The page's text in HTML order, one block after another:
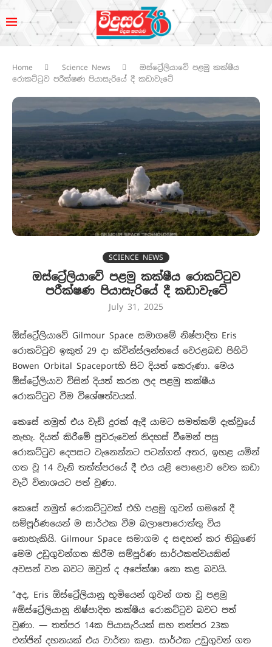
Home Science News
ඔස්ට්‍රේලියාවේ පළමු කක්ෂීය
රොකට්ටුව පරීක්ෂණ පියාසැරියේ දී කඩාවැටේ
SCIENCE NEWS
ඔස්ට්‍රේලියාවේ පළමු කක්ෂීය රොකට්ටුව
පරීක්ෂණ පියාසැරියේ දී කඩාවැටේ
July 31, 2025
ඕස්ට්‍රේලියාවේ Gilmour Space සමාගමේ නිෂ්පාදිත Eris
රොකට්ටුව ඉකුත් 29 දා ක්වීන්ස්ලන්තයේ වෙරළබඩ පිහිටි
Bowen Orbital Spaceportහි සිට දියත් කෙරුණා. මෙය
ඕස්ට්‍රේලියාව විසින් දියත් කරන ලද පළමු කක්ෂීය
රොකට්ටුව වීම විශේෂත්වයක්.
කෙසේ නමුත් එය වැඩි දුරක් ඇදී යාමට සමත්කම් දැක්වූයේ
නැහැ. දියත් කිරීමේ පුවරුවෙන් නිදහස් වීමෙන් පසු
රොකට්ටුව දෙපසට වැනෙන්නට පටන්ගත් අතර, ඉහළ යමින්
ගත වූ 14 වැනි තත්ත්පරයේ දී එය යළි පොළොව වෙත කඩා
වැටී විනාශයට පත් වුණා.
කෙසේ නමුත් රොකට්ටුවක් එහි පළමු ගුවන් ගමනේ දී
සම්පූර්ණයෙන් ම සාර්ථක වීම බලාපොරොත්තු විය
නොහැකියි. Gilmour Space සමාගම ද සඳහන් කර තිබුණේ
මෙම උඩුගුවන්ගත කිරීම සම්පූර්ණ සාර්ථකත්වයකින්
අවසන් වන බවට ඔවුන් ද අපේක්ෂා නො කළ බවයි.
“අද, Eris ඕස්ට්‍රේලියානු භූමියෙන් ගුවන් ගත වූ පළමු
#ඕස්ට්‍රේලියානු නිෂ්පාදිත කක්ෂීය රොකට්ටුව බවට පත්
වුණා. — තත්පර 14ක පියාසැරියක් සහ තත්පර 23ක
එන්ජින් දහනයක් එය වාර්තා කළා. සාර්ථක උඩුගුවන් ගත